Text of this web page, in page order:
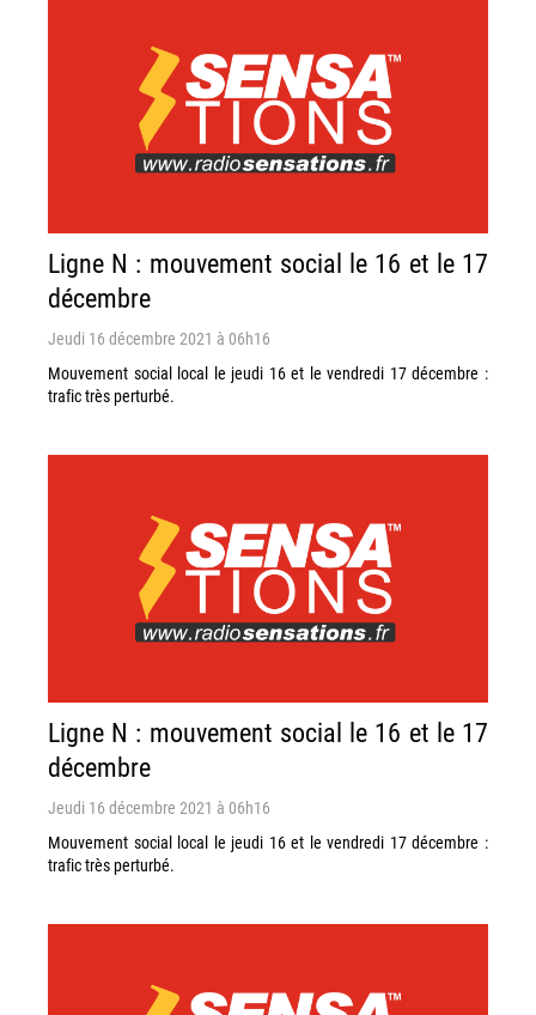
Ligne N : mouvement social le 16 et le 17
décembre
Jeudi 16 décembre 2021 à 06h16
Mouvement social local le jeudi 16 et le vendredi 17 décembre :
trafic très perturbé.
Ligne N : mouvement social le 16 et le 17
décembre
Jeudi 16 décembre 2021 à 06h16
Mouvement social local le jeudi 16 et le vendredi 17 décembre :
trafic très perturbé.